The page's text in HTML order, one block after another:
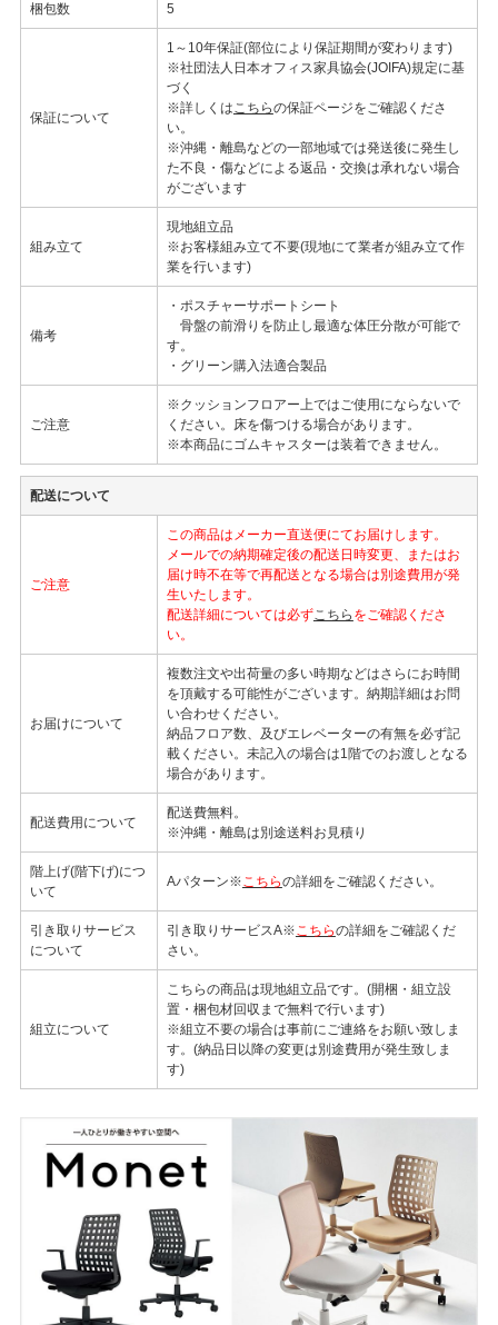
梱包数 5
保証について
1～10年保証(部位により保証期間が変わります)
※社団法人日本オフィス家具協会(JOIFA)規定に基
づく
※詳しくはこちらの保証ページをご確認くださ
い。
※沖縄・離島などの一部地域では発送後に発生し
た不良・傷などによる返品・交換は承れない場合
がございます
組み立て
現地組立品
※お客様組み立て不要(現地にて業者が組み立て作
業を行います)
備考
・ポスチャーサポートシート
骨盤の前滑りを防止し最適な体圧分散が可能で
す。
・グリーン購入法適合製品
ご注意
※クッションフロアー上ではご使用にならないで
ください。床を傷つける場合があります。
※本商品にゴムキャスターは装着できません。
配送について
ご注意
この商品はメーカー直送便にてお届けします。
メールでの納期確定後の配送日時変更、またはお
届け時不在等で再配送となる場合は別途費用が発
生いたします。
配送詳細については必ずこちら をご確認くださ
い。
お届けについて
複数注文や出荷量の多い時期などはさらにお時間
を頂戴する可能性がございます。納期詳細はお問
い合わせください。
納品フロア数、及びエレベーターの有無を必ず記
載ください。未記入の場合は1階でのお渡しとなる
場合があります。
配送費用について
配送費無料。
※沖縄・離島は別途送料お見積り
階上げ(階下げ)につ
いて
Aパターン※こちらの詳細をご確認ください。
引き取りサービス
について
引き取りサービスA※こちらの詳細をご確認くだ
さい。
組立について
こちらの商品は現地組立品です。(開梱・組立設
置・梱包材回収まで無料で行います)
※組立不要の場合は事前にご連絡をお願い致しま
す。(納品日以降の変更は別途費用が発生致しま
す)